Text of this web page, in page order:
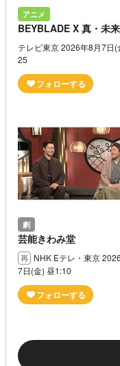
アニメ
BEYBLADE X 真・未
テレビ東京 2026年8月7日(
25
劇
芸能きわみ堂
NHK Eテレ・東京
7日(金) 昼1:10